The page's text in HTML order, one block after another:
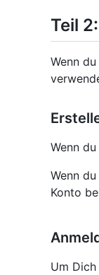
Teil
Wenn
Wenn
Wenn
Konto
Um